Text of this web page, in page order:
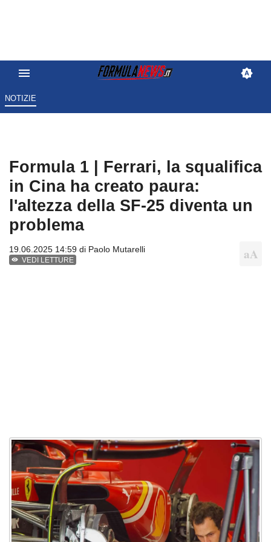
NOTIZIE
Formula 1 | Ferrari, la squalifica
in Cina ha creato paura:
l'altezza della SF-25 diventa un
problema
19.06.2025 14:59 di Paolo Mutarelli
VEDI LETTURE